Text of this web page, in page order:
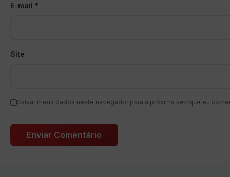
E-mail *
Site
Salvar meus dados neste navegador para a próxima vez que eu